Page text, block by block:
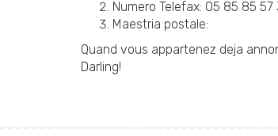
Numero Telefax: 05 85 85 57
Maestria postale:
Quand vous appartenez deja
Darling!